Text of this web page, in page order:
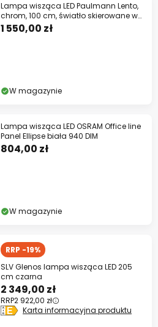
Lampa wisząca LED Paulmann Lento,
chrom, 100 cm, światło skierowane w
górę/w
1 550,00 zł
W magazynie
Lampa wisząca LED OSRAM Office line
Panel Ellipse biała 940 DIM
804,00 zł
W magazynie
RRP -19%
SLV Glenos lampa wisząca LED 205
cm czarna
2 349,00 zł
RRP2 922,00 zł
Karta informacyjna produktu